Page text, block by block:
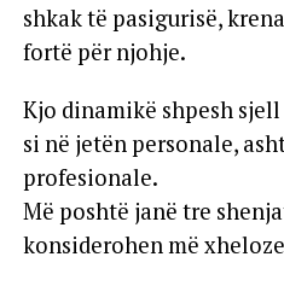
shkak të pasigurisë,
fortë për njohje.
Kjo dinamikë shpesh
si në jetën personale,
profesionale.
Më poshtë janë tre
konsiderohen më